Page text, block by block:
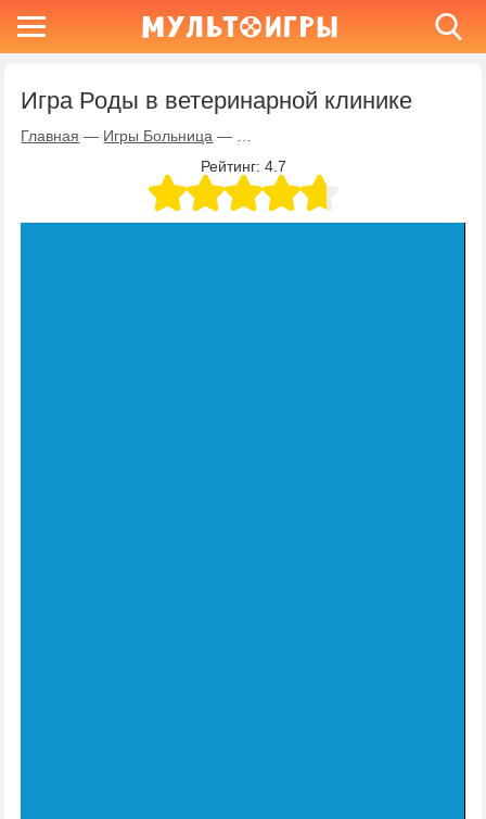
Игра Роды в ветеринарной клинике
Главная — Игры Больница —
Рейтинг: 4.7